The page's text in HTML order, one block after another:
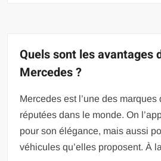
Quels sont les avantages
Mercedes ?
Mercedes est l’une des
réputées dans le monde. On
pour son élégance, mais aussi
véhicules qu’elles proposent. À la